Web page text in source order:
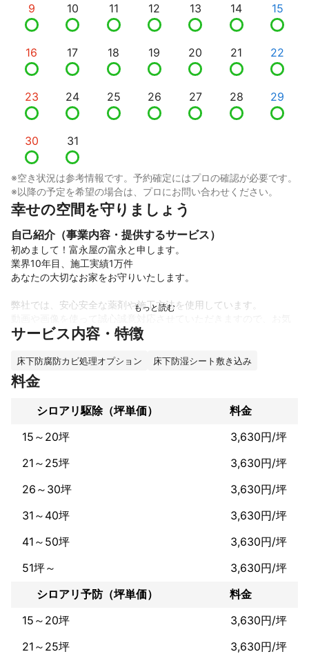
9 10 11 12 13 14 15
16 17 18 19 20 21 22
23 24 25 26 27 28 29
30 31
※空き状況は参考情報です。予約確定にはプロの確認が必要です。
※以降の予定を希望の場合は、プロにお問い合わせください。
幸せの空間を守りましょう
自己紹介（事業内容・提供するサービス）
初めまして！富永屋の富永と申します。
業界10年目、施工実績1万件
あなたの大切なお家をお守りいたします。
弊社では、安心安全な薬剤や施工方法を使用しています。
軽に連絡下さいませ。
作業内容は大手ハウスメーカーさんと同じ施工をしております。
10年間、培ってきた技術や薬剤であなたのお家に安心と安全をご
これまでの実績
大手ハウスメーカーでの
シロアリ駆除工事を担当して13年目になりました
アピールポイント
はじめての方、シロアリの知識がなく不安な方、皆様に分かりや
サービス内容・特徴
床下防腐防カビ処理オプション 床下防湿シート敷き込み
料金
シロアリ駆除（坪単価）
料金
15～20坪
3,630円/坪
21～25坪
3,630円/坪
26～30坪
3,630円/坪
31～40坪
3,630円/坪
41～50坪
3,630円/坪
51坪～
3,630円/坪
シロアリ予防（坪単価）
料金
15～20坪
3,630円/坪
21～25坪
3,630円/坪